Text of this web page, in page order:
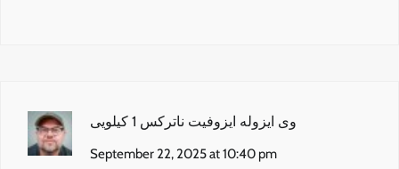
وی ایزوله ایزوفیت ناترکس 1 کیلویی
September 22, 2025 at 10:40 pm